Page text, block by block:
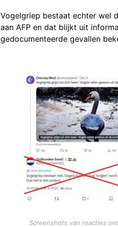
Vogelgriep bestaat echter wel
aan AFP en dat blijkt uit
gedocumenteerde gevallen
Screenshots van reacties